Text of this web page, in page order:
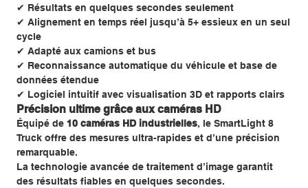
✔ Résultats en quelques secondes seulement
✔ Alignement en temps réel jusqu’à 5+ essieux en un seul
cycle
✔ Adapté aux camions et bus
✔ Reconnaissance automatique du véhicule et base de
données étendue
✔ Logiciel intuitif avec visualisation 3D et rapports clairs
Précision ultime grâce aux caméras HD
Équipé de 10 caméras HD industrielles, le SmartLight 8
Truck offre des mesures ultra-rapides et d’une précision
remarquable.
La technologie avancée de traitement d’image garantit
des résultats fiables en quelques secondes.